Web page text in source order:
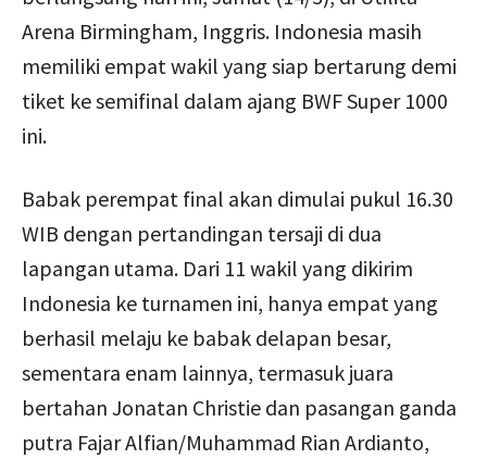
Arena Birmingham, Inggris. Indonesia masih
memiliki empat wakil yang siap bertarung demi
tiket ke semifinal dalam ajang BWF Super 1000
ini.
Babak perempat final akan dimulai pukul 16.30
WIB dengan pertandingan tersaji di dua
lapangan utama. Dari 11 wakil yang dikirim
Indonesia ke turnamen ini, hanya empat yang
berhasil melaju ke babak delapan besar,
sementara enam lainnya, termasuk juara
bertahan Jonatan Christie dan pasangan ganda
putra Fajar Alfian/Muhammad Rian Ardianto,